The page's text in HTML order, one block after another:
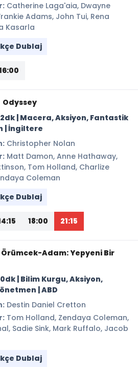
Catherine Laga'aia, Dwayne
Adams, John Tui, Rena
Kasarla
Dublaj
Odyssey
| Macera, Aksiyon, Fantastik
| İngiltere
Christopher Nolan
Matt Damon, Anne Hathaway,
Tom Holland, Charlize
Coleman
Dublaj
18:00 21:15
Örümcek-Adam: Yepyeni Bir
| Bilim Kurgu, Aksiyon,
| ABD
Destin Daniel Cretton
Tom Holland, Zendaya Coleman,
Sadie Sink, Mark Ruffalo, Jacob
Dublaj